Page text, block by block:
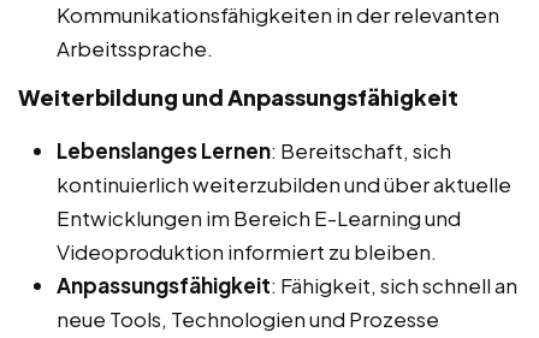
Kommunikationsfähigkeiten in der relevanten
Arbeitssprache.
Weiterbildung und Anpassungsfähigkeit
Lebenslanges Lernen: Bereitschaft, sich
kontinuierlich weiterzubilden und über aktuelle
Entwicklungen im Bereich E-Learning und
Videoproduktion informiert zu bleiben.
Anpassungsfähigkeit: Fähigkeit, sich schnell an
neue Tools, Technologien und Prozesse